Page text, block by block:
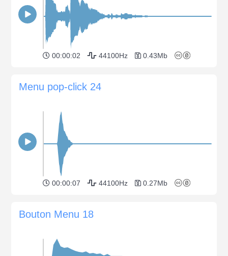
00:00:02 44100Hz 0.43Mb
Menu pop-click 24
00:00:07 44100Hz 0.27Mb
Bouton Menu 18